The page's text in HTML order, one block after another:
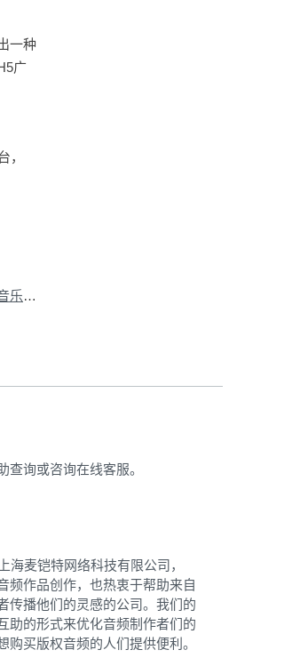
一种
广
，
下一篇：迎接世界地球日，环保纪录片音乐推荐
查询或咨询在线客服。
海麦铠特网络科技有限公司，
频作品创作，也热衷于帮助来自
传播他们的灵感的公司。我们的
助的形式来优化音频制作者们的
购买版权音频的人们提供便利。